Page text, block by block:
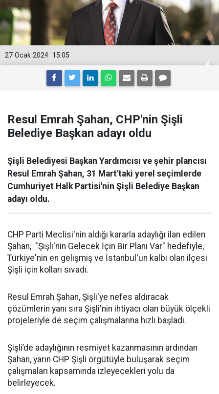
15:05
27 Ocak 2024
Resul Emrah Şahan, CHP'nin Şişli
Belediye Başkan adayı oldu
Şişli Belediyesi Başkan Yardımcısı ve şehir plancısı
Resul Emrah Şahan, 31 Mart'taki yerel seçimlerde
Cumhuriyet Halk Partisi'nin Şişli Belediye Başkan
adayı oldu.
CHP Parti Meclisi'nin aldığı kararla adaylığı ilan edilen
Şahan, "Şişli'nin Gelecek İçin Bir Planı Var" hedefiyle,
Türkiye'nin en gelişmiş ve İstanbul'un kalbi olan ilçesi
Şişli için kolları sıvadı.
Resul Emrah Şahan, Şişli'ye nefes aldıracak
çözümlerin yanı sıra Şişli'nin ihtiyacı olan büyük ölçekli
projeleriyle de seçim çalışmalarına hızlı başladı.
Şişli’de adaylığının resmiyet kazanmasının ardından
Şahan, yarın CHP Şişli örgütüyle buluşarak seçim
çalışmaları kapsamında izleyecekleri yolu da
belirleyecek.